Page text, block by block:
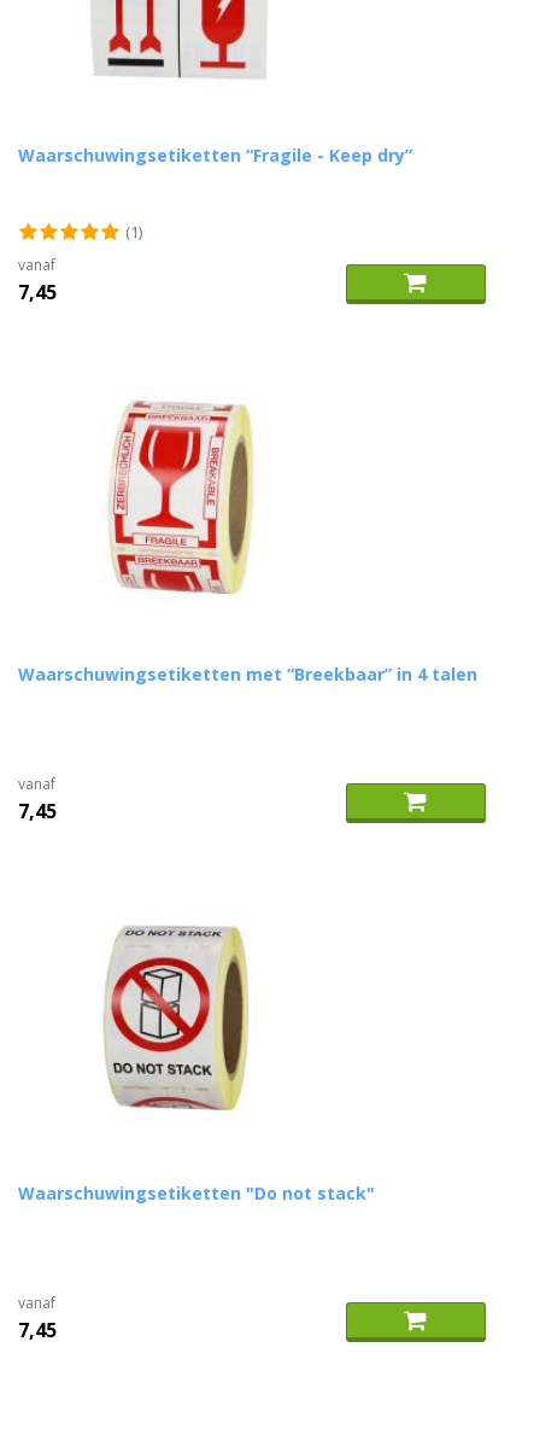
Waarschuwingsetiketten “Fragile - Keep dry”
(1)
vanaf
7,45
Waarschuwingsetiketten met “Breekbaar” in 4 talen
vanaf
7,45
Waarschuwingsetiketten "Do not stack"
vanaf
7,45